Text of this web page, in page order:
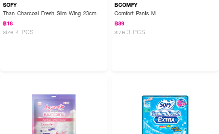
SOFY
Than Charcoal Fresh Slim Wing 23cm.
฿18
size 4 PCS
BCOMFY
Comfort Pants M
฿89
size 3 PCS